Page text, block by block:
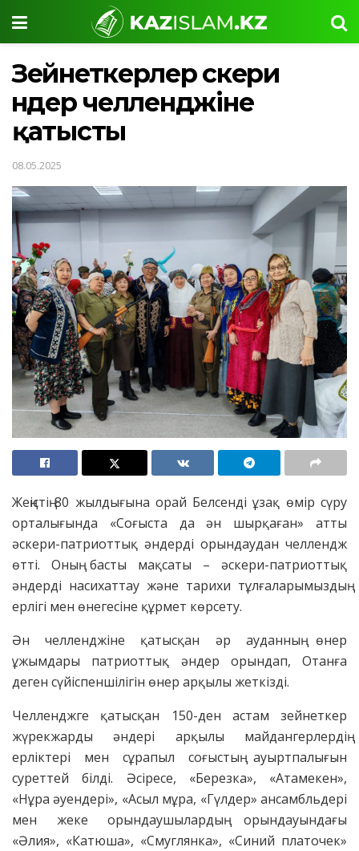
Зейнеткерлер әскери
әндер челленджіне
қатысты
08.05.2025
Жеңістің 80 жылдығына орай Белсенді ұзақ өмір сүру
орталығында «Соғыста да ән шырқаған» атты
әскери-патриоттық әндерді орындаудан челлендж
өтті. Оның басты мақсаты – әскери-патриоттық
әндерді насихаттау және тарихи тұлғаларымыздың
ерлігі мен өнегесіне құрмет көрсету.
Ән челленджіне қатысқан әр ауданның өнер
ұжымдары патриоттық әндер орындап, Отанға
деген сүйіспеншілігін өнер арқылы жеткізді.
Челленджге қатысқан 150-ден астам зейнеткер
жүрекжарды әндері арқылы майдангерлердің
ерліктері мен сұрапыл соғыстың ауыртпалығын
суреттей білді. Әсіресе, «Березка», «Атамекен»,
«Нұра әуендері», «Асыл мұра, «Гүлдер» ансамбльдері
мен жеке орындаушылардың орындауындағы
«Әлия», «Катюша», «Смуглянка», «Синий платочек»